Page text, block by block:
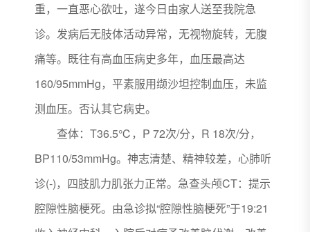
重，一直恶心欲吐，遂今日由家人送至我院急
诊。发病后无肢体活动异常，无视物旋转，无腹
痛等。既往有高血压病史多年，血压最高达
160/95mmHg，平素服用缬沙坦控制血压，未监
测血压。否认其它病史。
查体：T36.5℃，P 72次/分，R 18次/分，
BP110/53mmHg。神志清楚、精神较差，心肺听
诊(-)，四肢肌力肌张力正常。急查头颅CT：提示
腔隙性脑梗死。由急诊拟“腔隙性脑梗死”于19:21